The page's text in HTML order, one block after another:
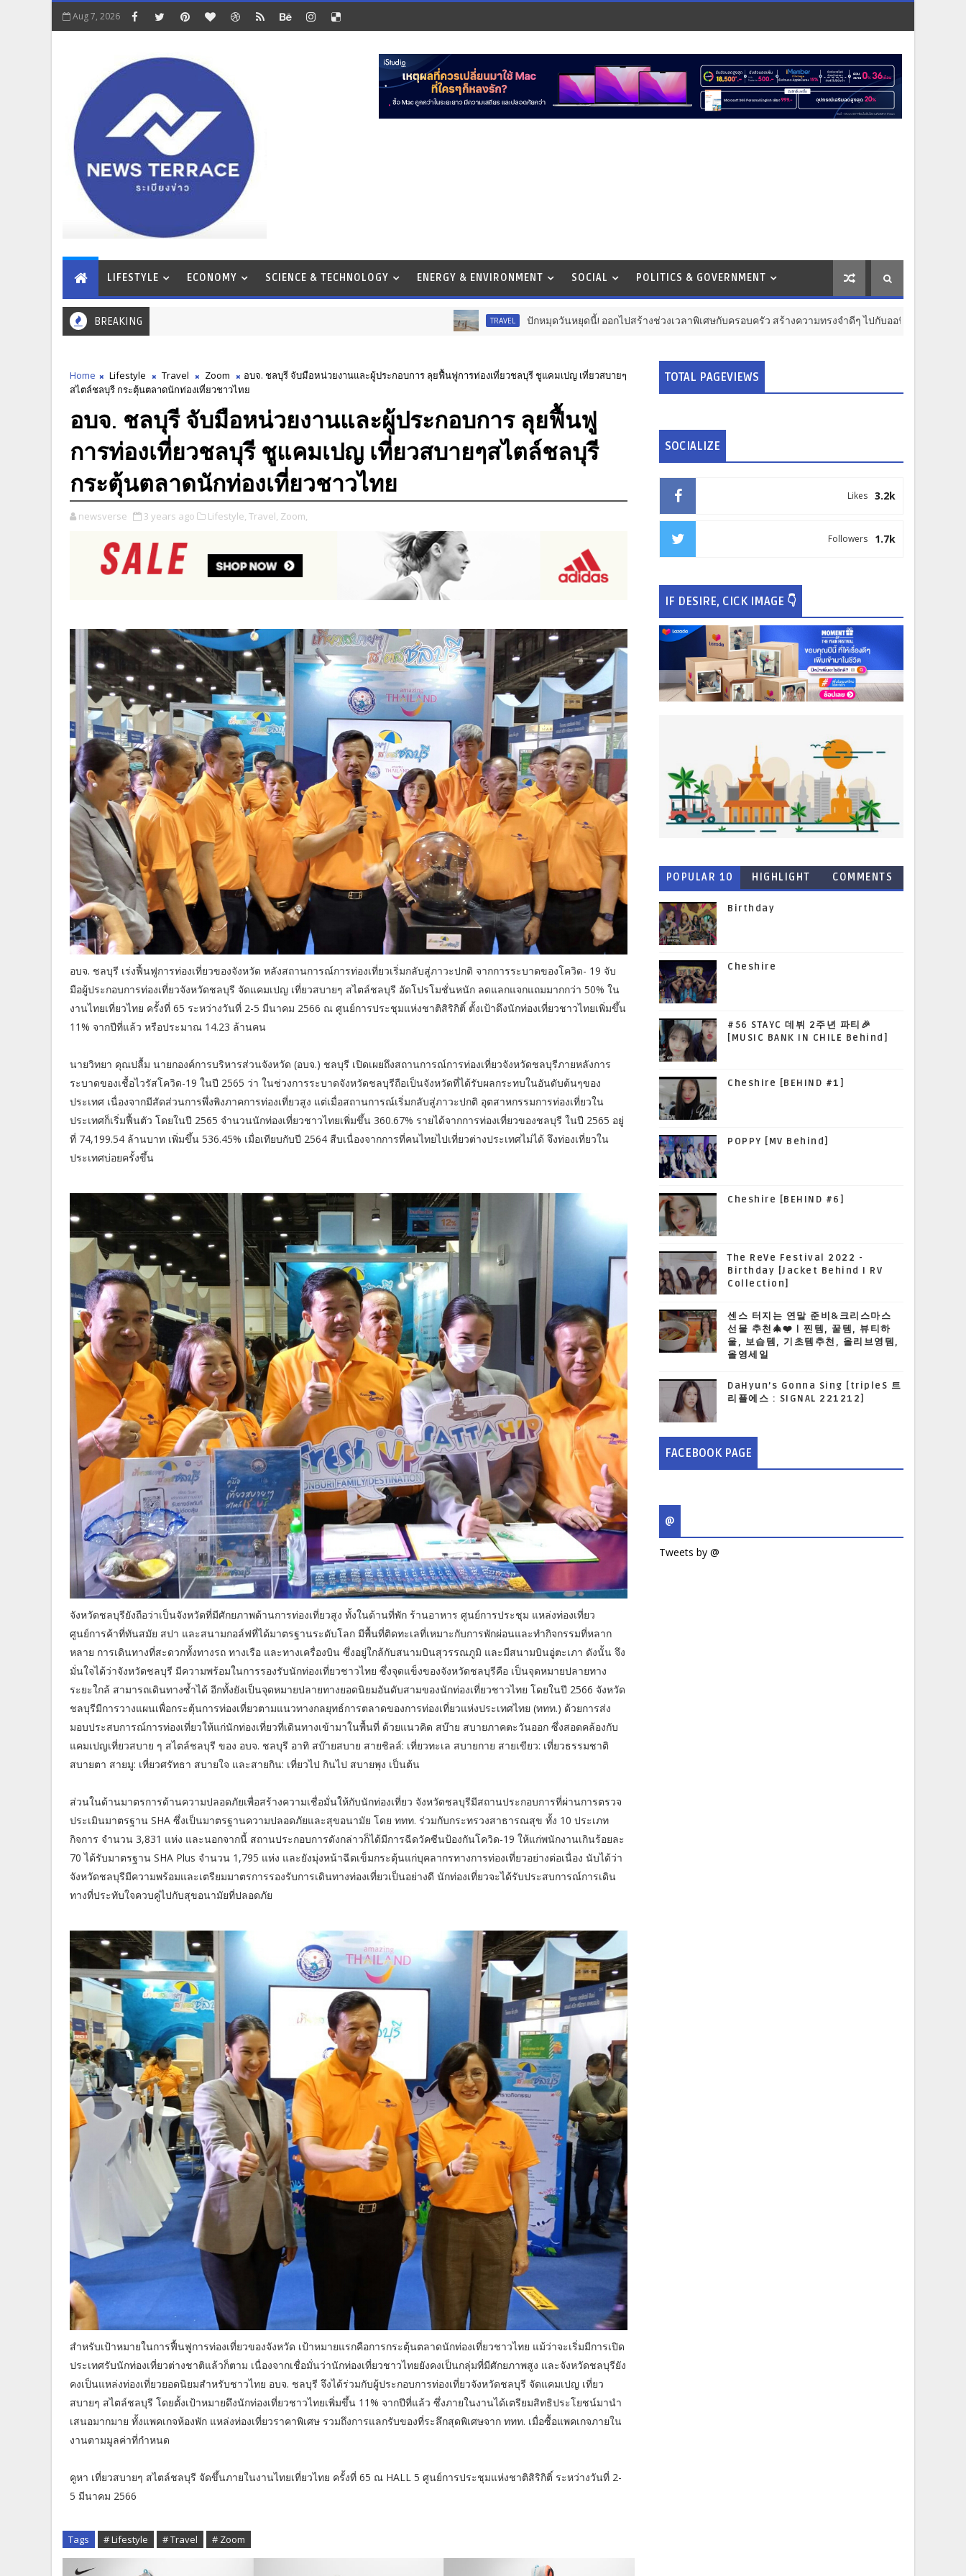
Aug 7, 2026
LIFESTYLE ECONOMY SCIENCE & TECHNOLOGY ENERGY & ENVIRONMENT SOCIAL POLITICS & GOVERNMENT
BREAKING ปักหมุดวันหยุดนี้! ออกไปสร้างช่วงเวลาพิเศษกับครอบครัว สร้างความทรงจำดีๆ ไปกับออนิกซ์ ฮอสพิทาลิตี้
Home Lifestyle Travel Zoom
อบจ. ชลบุรี จับมือหน่วยงานและผู้ประกอบการ ลุยฟื้นฟูการท่องเที่ยวชลบุรี ชูแคมเปญ เที่ยวสบายๆ
สไตล์ชลบุรี กระตุ้นตลาดนักท่องเที่ยวชาวไทย
อบจ. ชลบุรี จับมือหน่วยงานและผู้ประกอบการ ลุยฟื้นฟู
การท่องเที่ยวชลบุรี ชูแคมเปญ เที่ยวสบายๆสไตล์ชลบุรี
กระตุ้นตลาดนักท่องเที่ยวชาวไทย
newsverse 3 years ago Lifestyle, Travel, Zoom,
อบจ. ชลบุรี เร่งฟื้นฟูการท่องเที่ยวของจังหวัด หลังสถานการณ์การท่องเที่ยวเริ่มกลับสู่ภาวะปกติ จากการระบาดของโควิด- 19 จับ
มือผู้ประกอบการท่องเที่ยวจังหวัดชลบุรี จัดแคมเปญ เที่ยวสบายๆ สไตล์ชลบุรี อัดโปรโมชั่นหนัก ลดแลกแจกแถมมากกว่า 50% ใน
งานไทยเที่ยวไทย ครั้งที่ 65 ระหว่างวันที่ 2-5 มีนาคม 2566 ณ ศูนย์การประชุมแห่งชาติสิริกิติ์ ตั้งเป้าดึงนักท่องเที่ยวชาวไทยเพิ่มขึ้น
11% จากปีที่แล้ว หรือประมาณ 14.23 ล้านคน
นายวิทยา คุณปลื้ม นายกองค์การบริหารส่วนจังหวัด (อบจ.) ชลบุรี เปิดเผยถึงสถานการณ์การท่องเที่ยวจังหวัดชลบุรีภายหลังการ
ระบาดของเชื้อไวรัสโควิด-19 ในปี 2565 ว่า ในช่วงการระบาดจังหวัดชลบุรีถือเป็นจังหวัดที่ได้รับผลกระทบในอันดับต้นๆของ
ประเทศ เนื่องจากมีสัดส่วนการพึ่งพิงภาคการท่องเที่ยวสูง แต่เมื่อสถานการณ์เริ่มกลับสู่ภาวะปกติ อุตสาหกรรมการท่องเที่ยวใน
ประเทศก็เริ่มฟื้นตัว โดยในปี 2565 จำนวนนักท่องเที่ยวชาวไทยเพิ่มขึ้น 360.67% รายได้จากการท่องเที่ยวของชลบุรี ในปี 2565 อยู่
ที่ 74,199.54 ล้านบาท เพิ่มขึ้น 536.45% เมื่อเทียบกับปี 2564 สืบเนื่องจากการที่คนไทยไปเที่ยวต่างประเทศไม่ได้ จึงท่องเที่ยวใน
ประเทศบ่อยครั้งขึ้น
จังหวัดชลบุรียังถือว่าเป็นจังหวัดที่มีศักยภาพด้านการท่องเที่ยวสูง ทั้งในด้านที่พัก ร้านอาหาร ศูนย์การประชุม แหล่งท่องเที่ยว
ศูนย์การค้าที่ทันสมัย สปา และสนามกอล์ฟที่ได้มาตรฐานระดับโลก มีพื้นที่ติดทะเลที่เหมาะกับการพักผ่อนและทำกิจกรรมที่หลาก
หลาย การเดินทางที่สะดวกทั้งทางรถ ทางเรือ และทางเครื่องบิน ซึ่งอยู่ใกล้กับสนามบินสุวรรณภูมิ และมีสนามบินอู่ตะเภา ดังนั้น จึง
มั่นใจได้ว่าจังหวัดชลบุรี มีความพร้อมในการรองรับนักท่องเที่ยวชาวไทย ซึ่งจุดแข็งของจังหวัดชลบุรีคือ เป็นจุดหมายปลายทาง
ระยะใกล้ สามารถเดินทางซ้ำได้ อีกทั้งยังเป็นจุดหมายปลายทางยอดนิยมอันดับสามของนักท่องเที่ยวชาวไทย โดยในปี 2566 จังหวัด
ชลบุรีมีการวางแผนเพื่อกระตุ้นการท่องเที่ยวตามแนวทางกลยุทธ์การตลาดของการท่องเที่ยวแห่งประเทศไทย (ททท.) ด้วยการส่ง
มอบประสบการณ์การท่องเที่ยวให้แก่นักท่องเที่ยวที่เดินทางเข้ามาในพื้นที่ ด้วยแนวคิด สบ๊าย สบายภาคตะวันออก ซึ่งสอดคล้องกับ
แคมเปญเที่ยวสบาย ๆ สไตล์ชลบุรี ของ อบจ. ชลบุรี อาทิ สบ๊ายสบาย สายชิลล์: เที่ยวทะเล สบายกาย สายเขียว: เที่ยวธรรมชาติ
สบายตา สายมู: เที่ยวศรัทธา สบายใจ และสายกิน: เที่ยวไป กินไป สบายพุง เป็นต้น
ส่วนในด้านมาตรการด้านความปลอดภัยเพื่อสร้างความเชื่อมั่นให้กับนักท่องเที่ยว จังหวัดชลบุรีมีสถานประกอบการที่ผ่านการตรวจ
ประเมินมาตรฐาน SHA ซึ่งเป็นมาตรฐานความปลอดภัยและสุขอนามัย โดย ททท. ร่วมกับกระทรวงสาธารณสุข ทั้ง 10 ประเภท
กิจการ จำนวน 3,831 แห่ง และนอกจากนี้ สถานประกอบการดังกล่าวก็ได้มีการฉีดวัคซีนป้องกันโควิด-19 ให้แก่พนักงานเกินร้อยละ
70 ได้รับมาตรฐาน SHA Plus จำนวน 1,795 แห่ง และยังมุ่งหน้าฉีดเข็มกระตุ้นแก่บุคลากรทางการท่องเที่ยวอย่างต่อเนื่อง นับได้ว่า
จังหวัดชลบุรีมีความพร้อมและเตรียมมาตรการรองรับการเดินทางท่องเที่ยวเป็นอย่างดี นักท่องเที่ยวจะได้รับประสบการณ์การเดิน
ทางที่ประทับใจควบคู่ไปกับสุขอนามัยที่ปลอดภัย
สำหรับเป้าหมายในการฟื้นฟูการท่องเที่ยวของจังหวัด เป้าหมายแรกคือการกระตุ้นตลาดนักท่องเที่ยวชาวไทย แม้ว่าจะเริ่มมีการเปิด
ประเทศรับนักท่องเที่ยวต่างชาติแล้วก็ตาม เนื่องจากเชื่อมั่นว่านักท่องเที่ยวชาวไทยยังคงเป็นกลุ่มที่มีศักยภาพสูง และจังหวัดชลบุรียัง
คงเป็นแหล่งท่องเที่ยวยอดนิยมสำหรับชาวไทย อบจ. ชลบุรี จึงได้ร่วมกับผู้ประกอบการท่องเที่ยวจังหวัดชลบุรี จัดแคมเปญ เที่ยว
สบายๆ สไตล์ชลบุรี โดยตั้งเป้าหมายดึงนักท่องเที่ยวชาวไทยเพิ่มขึ้น 11% จากปีที่แล้ว ซึ่งภายในงานได้เตรียมสิทธิประโยชน์มานำ
เสนอมากมาย ทั้งแพคเกจห้องพัก แหล่งท่องเที่ยวราคาพิเศษ รวมถึงการแลกรับของที่ระลึกสุดพิเศษจาก ททท. เมื่อซื้อแพคเกจภายใน
งานตามมูลค่าที่กำหนด
คูหา เที่ยวสบายๆ สไตล์ชลบุรี จัดขึ้นภายในงานไทยเที่ยวไทย ครั้งที่ 65 ณ HALL 5 ศูนย์การประชุมแห่งชาติสิริกิติ์ ระหว่างวันที่ 2-
5 มีนาคม 2566
Tags # Lifestyle # Travel # Zoom
TOTAL PAGEVIEWS
SOCIALIZE
3.2k
Likes
1.7k
Followers
IF DESIRE, CICK IMAGE 👇
POPULAR 10
HIGHLIGHT
COMMENTS
Birthday
Cheshire
#56 STAYC 데뷔 2주년 파티🎉
[MUSIC BANK IN CHILE Behind]
Cheshire [BEHIND #1]
POPPY [MV Behind]
Cheshire [BEHIND #6]
The ReVe Festival 2022 -
Birthday [Jacket Behind I RV
Collection]
센스 터지는 연말 준비&크리스마스
선물 추천🎄❤️ | 찐템, 꿀템, 뷰티하
울, 보습템, 기초템추천, 올리브영템,
올영세일
DaHyun’s Gonna Sing [tripleS 트
리플에스 : SIGNAL 221212]
FACEBOOK PAGE
@
Tweets by @